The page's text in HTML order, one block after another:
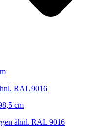
RAL 9016
cm
ähnl. RAL 9016